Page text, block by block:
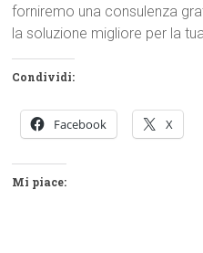
forniremo una consulenza
la soluzione migliore per la
Condividi:
Facebook X
Mi piace: